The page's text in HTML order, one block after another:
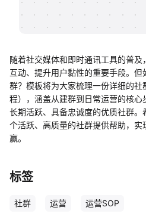
随着社交媒体和即时通讯工具的普
互动、提升用户黏性的重要手段。
群？模板将为大家梳理一份详细的
程），涵盖从建群到日常运营的核
长期活跃、具备忠诚度的优质社群
个活跃、高质量的社群提供帮助，
赢。
标签
社群 运营 运营SOP